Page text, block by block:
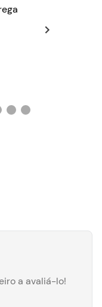
a avaliá-lo!